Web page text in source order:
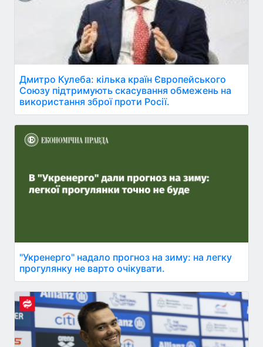
Дмитро Кулеба: кілька країн Європейського
Союзу підтримують скасування обмежень на
використання зброї проти Росії.
"Укренерго" надало прогноз на зиму: на легку
прогулянку не варто очікувати.